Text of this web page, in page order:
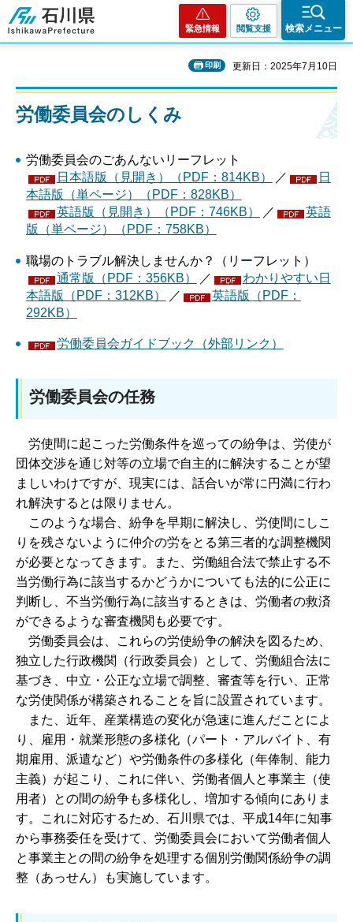
石川県
緊急情報 閲覧支援 検索メニュー
印刷 更新日：2025年7月10日
労働委員会のしくみ
労働委員会のごあんないリーフレット
日本語版（見開き）（PDF：814KB）
／
日
本語版（単ページ）（PDF：828KB）
英語版（見開き）（PDF：746KB）
／
英語
版（単ページ）（PDF：758KB）
職場のトラブル解決しませんか？（リーフレット）
通常版（PDF：356KB）
／
わかりやすい日
本語版（PDF：312KB）
／
英語版（PDF：
292KB）
労働委員会ガイドブック（外部リンク）
労働委員会の任務
労使間に起こった労働条件を巡っての紛争は、労使が
団体交渉を通じ対等の立場で自主的に解決することが望
ましいわけですが、現実には、話合いが常に円満に行わ
れ解決するとは限りません。
こ のような場合、紛争を早期に解決し、労使間にしこ
りを残さないように仲介の労をとる第三者的な調整機関
が必要となってきます。また、労働組合法で禁止する不
当労働行為に該当するかどうかについても法的に公正に
判断し、不当労働行為に該当するときは、労働者の救済
ができるような審査機関も必要です。
労働委員会は、これらの労使紛争の解決を図るため、
独立した行政機関（行政委員会）として、労働組合法に
基づき、中立・公正な立場で調整、審査等を行い、正常
な労使関係が構築されることを旨に設置されています。
また、近年、産業構造の変化が急速に進んだことによ
り、雇用・就業形態の多様化（パート・アルバイト、有
期雇用、派遣など）や労働条件の多様化（年俸制、能力
主義）が起こり、これに伴い、労働者個人と事業主（使
用者）との間の紛争も多様化し、増加する傾向にありま
す。これに対応するため、石川県では、平成14年に知事
から事務委任を受けて、労働委員会において労働者個人
と事業主との間の紛争を処理する個別労働関係紛争の調
整（あっせん）も実施しています。